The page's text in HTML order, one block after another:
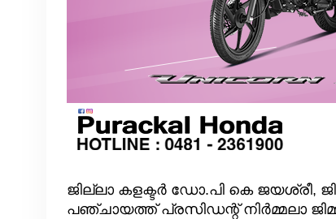
ജില്ലാ കളക്ടർ ഡോ.പി കെ ജയശ്രീ,
പഞ്ചായത്ത് പ്രസിഡന്റ് നിർമ്മലാ